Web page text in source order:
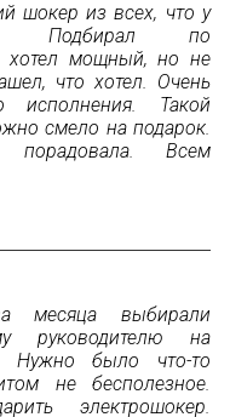
шокер из всех, что у
Подбирал по
хотел мощный, но не
что хотел. Очень
исполнения. Такой
смело на подарок.
порадовала. Всем
выбирали
руководителю на
Нужно было что-то
не бесполезное.
электрошокер.